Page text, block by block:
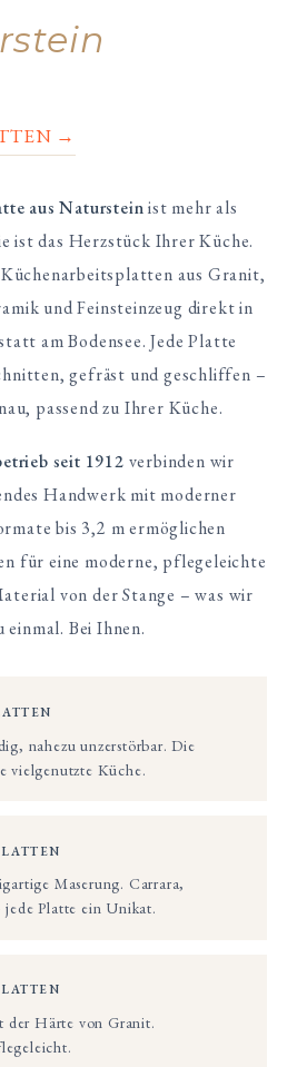
→
aus Natursteinist mehr als
ist das Herzstück Ihrer Küche.
aus Granit,
und Feinsteinzeug direkt in
am Bodensee. Jede Platte
gefräst und geschliffen –
passend zu Ihrer Küche.
seit 1912 verbinden wir
Handwerk mit moderner
bis 3,2 m ermöglichen
für eine moderne, pflegeleichte
von der Stange – was wir
Bei Ihnen.
nahezu unzerstörbar. Die
vielgenutzte Küche.
Maserung. Carrara,
Platte ein Unikat.
Härte von Granit.